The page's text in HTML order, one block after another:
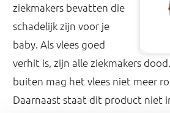
ziekmakers bevatten die
schadelijk zijn voor je
baby. Als vlees goed
verhit is, zijn alle ziekmakers
buiten mag het vlees niet meer
Daarnaast staat dit product niet